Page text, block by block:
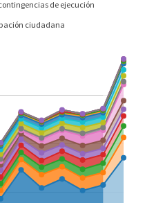
de ejecución
ciudadana